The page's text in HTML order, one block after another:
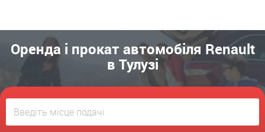
Оренда і прокат автомобіля Renault
в Тулузі